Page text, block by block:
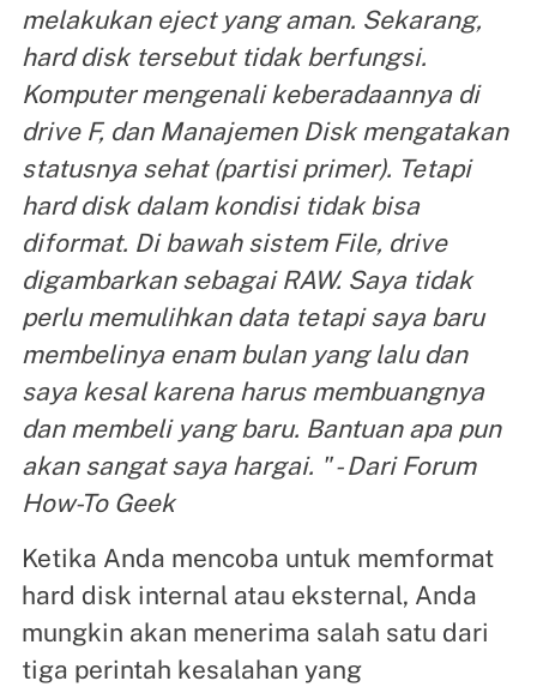
melakukan eject yang aman. Sekarang,
hard disk tersebut tidak berfungsi.
Komputer mengenali keberadaannya di
drive F, dan Manajemen Disk mengatakan
statusnya sehat (partisi primer). Tetapi
hard disk dalam kondisi tidak bisa
diformat. Di bawah sistem File, drive
digambarkan sebagai RAW. Saya tidak
perlu memulihkan data tetapi saya baru
membelinya enam bulan yang lalu dan
saya kesal karena harus membuangnya
dan membeli yang baru. Bantuan apa pun
akan sangat saya hargai. " - Dari Forum
How-To Geek
Ketika Anda mencoba untuk memformat
hard disk internal atau eksternal, Anda
mungkin akan menerima salah satu dari
tiga perintah kesalahan yang